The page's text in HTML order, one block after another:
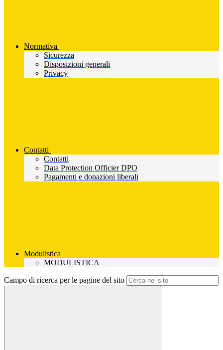
Normativa
Sicurezza
Disposizioni generali
Privacy
Contatti
Contatti
Data Protection Officier DPO
Pagamenti e donazioni liberali
Modulistica
MODULISTICA
Campo di ricerca per le pagine del sito